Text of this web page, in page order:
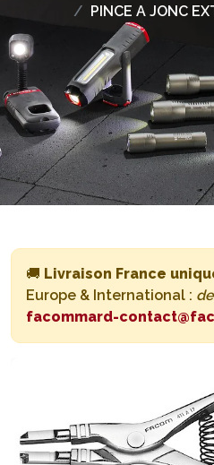
PINCE A JONC
🚚 Livraison France
Europe & International :
facommard-